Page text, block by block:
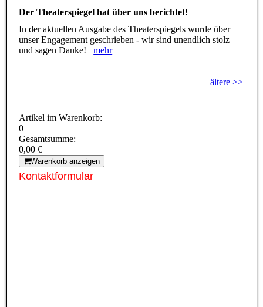
Der Theaterspiegel hat über uns berichtet!
In der aktuellen Ausgabe des Theaterspiegels wurde über
unser Engagement geschrieben - wir sind unendlich stolz
und sagen Danke!mehr
ältere >>
Artikel im Warenkorb:
0
Gesamtsumme:
0,00 €
Warenkorb anzeigen
Kontaktformular